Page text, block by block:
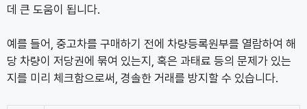
데 큰 도움이 됩니다.
예를 들어, 중고차를 구매하기 전에 차량등록원부를 열람하여 해
당 차량이 저당권에 묶여 있는지, 혹은 과태료 등의 문제가 있는
지를 미리 체크함으로써, 경솔한 거래를 방지할 수 있습니다.